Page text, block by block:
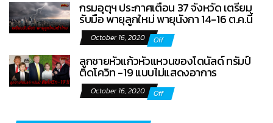
กรมอุตุฯ ประกาศเตือน 37 จังหวัด เตรียม
รับมือ พายุลูกใหม่ พายุนังกา 14-16 ต.ค.นี้
October 16, 2020 Off
ลูกชายหัวแก้วหัวแหวนของโดนัลด์ ทรัมป์
ติดโควิท -19 แบบไม่แสดงอาการ
October 16, 2020 Off